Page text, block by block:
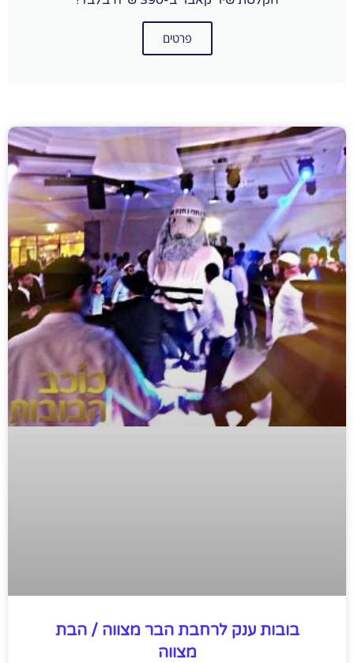
פרטים
בובות ענק לרחבת הבר מצווה / הבת
מצווה